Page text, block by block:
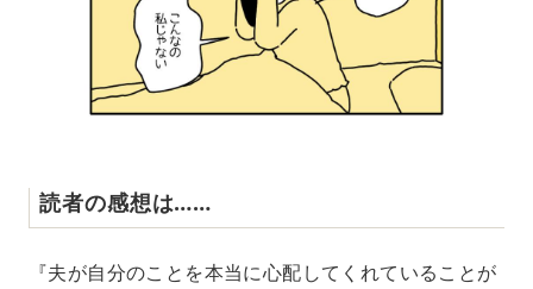
読者の感想は……
『夫が自分のことを本当に心配してくれていることが